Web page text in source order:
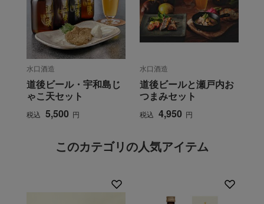
水口酒造
道後ビール・宇和島じ
ゃこ天セット
税込 5,500 円
水口酒造
道後ビールと瀬戸内お
つまみセット
税込 4,950 円
このカテゴリの人気アイテム